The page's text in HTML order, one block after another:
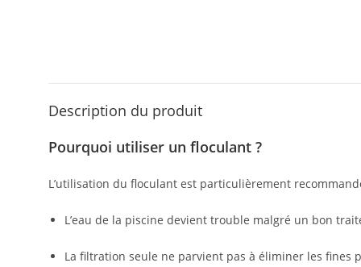
Description du produit
Pourquoi utiliser un floculant ?
L’utilisation du floculant est particulièrement
L’eau de la piscine devient trouble malgré un bon
La filtration seule ne parvient pas à éliminer les fines